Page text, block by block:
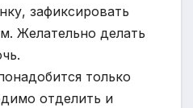
зафиксировать
Желательно делать
только
отделить и